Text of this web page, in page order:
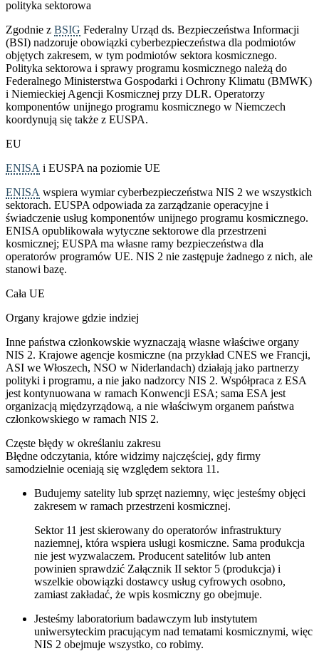
polityka sektorowa
Zgodnie z BSIG Federalny Urząd ds. Bezpieczeństwa Informacji
(BSI) nadzoruje obowiązki cyberbezpieczeństwa dla podmiotów
objętych zakresem, w tym podmiotów sektora kosmicznego.
Polityka sektorowa i sprawy programu kosmicznego należą do
Federalnego Ministerstwa Gospodarki i Ochrony Klimatu (BMWK)
i Niemieckiej Agencji Kosmicznej przy DLR. Operatorzy
komponentów unijnego programu kosmicznego w Niemczech
koordynują się także z EUSPA.
EU
ENISA i EUSPA na poziomie UE
ENISA wspiera wymiar cyberbezpieczeństwa NIS 2 we wszystkich
sektorach. EUSPA odpowiada za zarządzanie operacyjne i
świadczenie usług komponentów unijnego programu kosmicznego.
ENISA opublikowała wytyczne sektorowe dla przestrzeni
kosmicznej; EUSPA ma własne ramy bezpieczeństwa dla
operatorów programów UE. NIS 2 nie zastępuje żadnego z nich, ale
stanowi bazę.
Cała UE
Organy krajowe gdzie indziej
Inne państwa członkowskie wyznaczają własne właściwe organy
NIS 2. Krajowe agencje kosmiczne (na przykład CNES we Francji,
ASI we Włoszech, NSO w Niderlandach) działają jako partnerzy
polityki i programu, a nie jako nadzorcy NIS 2. Współpraca z ESA
jest kontynuowana w ramach Konwencji ESA; sama ESA jest
organizacją międzyrządową, a nie właściwym organem państwa
członkowskiego w ramach NIS 2.
Częste błędy w określaniu zakresu
Błędne odczytania, które widzimy najczęściej, gdy firmy
samodzielnie oceniają się względem sektora 11.
Budujemy satelity lub sprzęt naziemny, więc jesteśmy objęci
zakresem w ramach przestrzeni kosmicznej.
Sektor 11 jest skierowany do operatorów infrastruktury
naziemnej, która wspiera usługi kosmiczne. Sama produkcja
nie jest wyzwalaczem. Producent satelitów lub anten
powinien sprawdzić Załącznik II sektor 5 (produkcja) i
wszelkie obowiązki dostawcy usług cyfrowych osobno,
zamiast zakładać, że wpis kosmiczny go obejmuje.
Jesteśmy laboratorium badawczym lub instytutem
uniwersyteckim pracującym nad tematami kosmicznymi, więc
NIS 2 obejmuje wszystko, co robimy.